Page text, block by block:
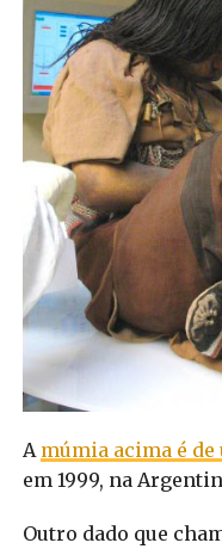
A múmia acima é
em 1999, na
Outro dado que